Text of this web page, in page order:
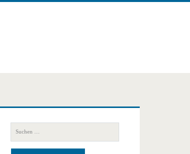
Primäre
Seitenleiste
nach: